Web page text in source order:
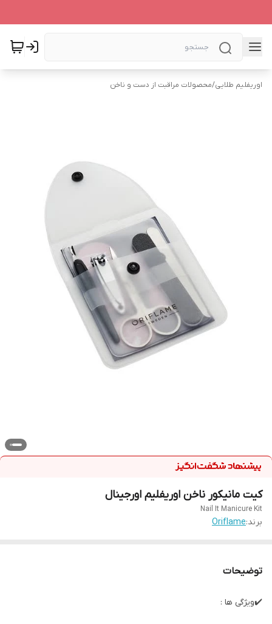
اوریفلیم طلایی/محصولات مراقبت از دست و ناخن
کیت مانیکور ناخن اوریفلیم اورجینال
Nail It Manicure Kit
برند:Oriflame
توضیحات
✔️ویژگی ها :